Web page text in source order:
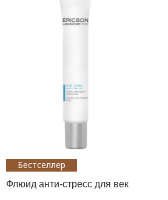
Бестселлер
Флюид анти-стресс для век